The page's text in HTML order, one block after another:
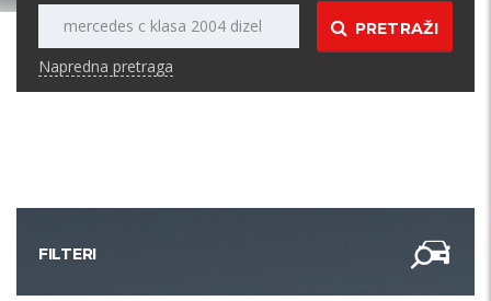
PRETRAŽI
Napredna pretraga
FILTERI